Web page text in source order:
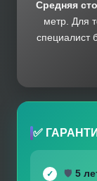
Средняя
метр. Для
специалист
✅
🛡️ 5